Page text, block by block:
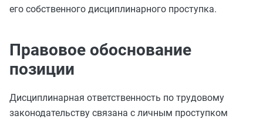
его собственного дисциплинарного проступка.
Правовое обоснование
позиции
Дисциплинарная ответственность по трудовому
законодательству связана с личным проступком